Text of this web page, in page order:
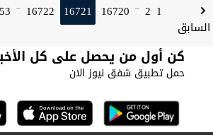
السابق
1
2
...
16720
16721
16722
...
كن أول من يحصل على كل
حمل تطبيق شفق نيوز الان